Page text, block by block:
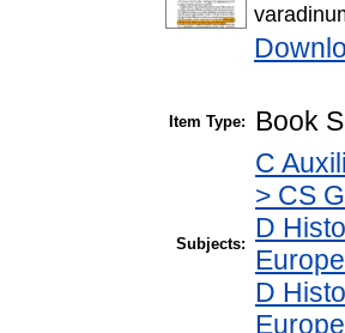
Item Type: Book
Subjects:
C
> CS
D
D